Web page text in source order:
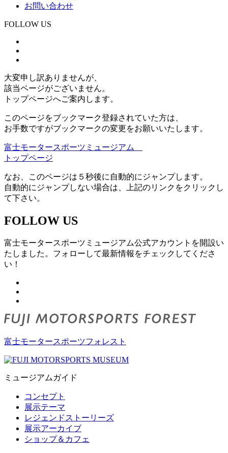
お問い合わせ
FOLLOW US
大変申し訳ありませんが、
該当ページがございません。
トップページへご案内します。
このページをブックマーク登録されていた方は、
お手数ですがブックマークの変更をお願いいたします。
富士モータースポーツミュージアム
トップページ
なお、このページは５秒後に自動的にジャンプします。
自動的にジャンプしない場合は、上記のリンクをクリックし
て下さい。
FOLLOW US
富士モータースポーツミュージアム公式アカウントを開設い
たしました。フォローして最新情報をチェックしてくださ
い！
富士モータースポーツフォレスト
ミュージアムガイド
コンセプト
展示テーマ
レジェンドストーリーズ
展示アーカイブ
ショップ＆カフェ